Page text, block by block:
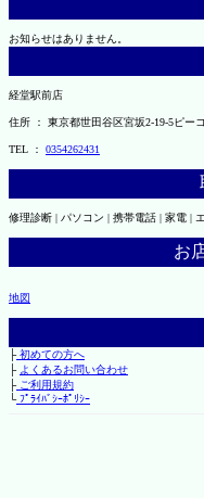
お知らせはありません。
経堂駅前店
住所 ： 東京都世田谷区宮坂2-19-5ピー
TEL ： 0354262431
修理診断 | パソコン | 携帯電話 | 家電 |
お
地図
├初めての方へ
├ よくあるお問い合わせ
├ご利用規約
└ﾌﾟﾗｲﾊﾞｼｰﾎﾟﾘｼｰ